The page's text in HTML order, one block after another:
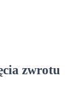
zwrotu